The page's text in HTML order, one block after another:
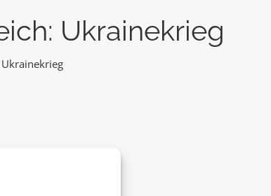
Ukrainekrieg